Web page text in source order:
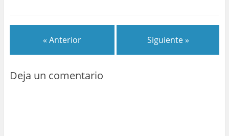
« Anterior Siguiente »
Deja un comentario